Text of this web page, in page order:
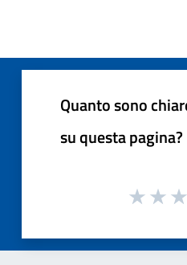
Quanto sono
su questa pagina?